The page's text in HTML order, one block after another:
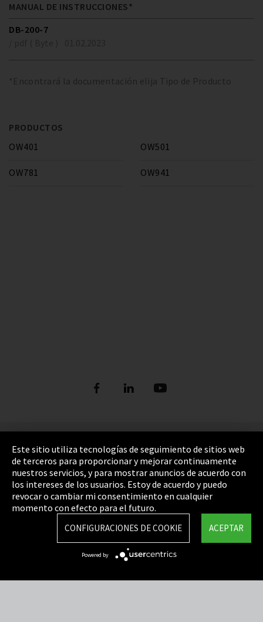
MANUAL DE INSTRUCCIONES*
DB-200-7
*Encontrará la documentación elija Tipo de Producto
PRODUCTOS
OW401
OW501
OW781 OW941
Pie de imprenta
Política de privacidad
Cookie Settings
Términos y Condiciones
Mapa del sitio
Integrity Line
Este sitio utiliza tecnologías de seguimiento de sitios web
de terceros para proporcionar y mejorar continuamente
nuestros servicios, y para mostrar anuncios de acuerdo con
los intereses de los usuarios. Estoy de acuerdo y puedo
revocar o cambiar mi consentimiento en cualquier
momento con efecto para el futuro.
ACEPTAR
CONFIGURACIONES DE COOKIE
Powered by